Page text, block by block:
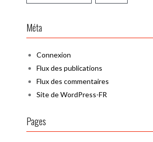
Méta
Connexion
Flux des publications
Flux des commentaires
Site de WordPress-FR
Pages